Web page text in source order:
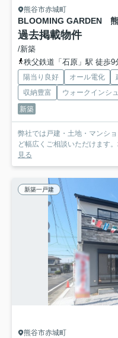
熊谷市赤城町
BLOOMING GARDEN 熊
過去掲載物件
/新築
秩父鉄道「石原」駅 徒歩9
陽当り良好 オール電化
収納豊富
ウォークインシ
新築
弊社では戸建・土地・マンシ
ど幅広くご相談いただけます
見る
新築一戸建
熊谷市赤城町